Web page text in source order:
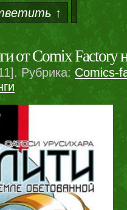
↑
от Comix Factory
Рубрика:Comics-